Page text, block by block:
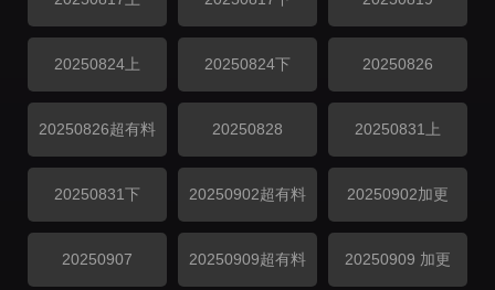
20250824上 20250824下 20250826
20250826超有料 20250828 20250831上
20250831下 20250902超有料 20250902加更
20250907 20250909超有料 20250909 加更